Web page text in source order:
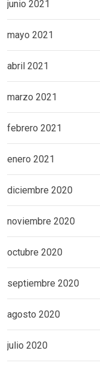
junio 2021
mayo 2021
abril 2021
marzo 2021
febrero 2021
enero 2021
diciembre 2020
noviembre 2020
octubre 2020
septiembre 2020
agosto 2020
julio 2020